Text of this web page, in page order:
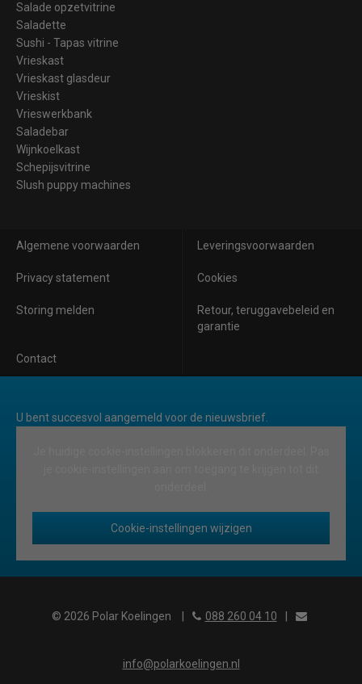
Salade opzetvitrine
Saladette
Sushi - Tapas vitrine
Vrieskast
Vrieskast glasdeur
Vrieskist
Vrieswerkbank
Saladebar
Wijnkoelkast
Schepijsvitrine
Slush puppy machines
Algemene voorwaarden Leveringsvoorwaarden
Privacy statement Cookies
Storing melden
Retour, teruggavebeleid en
garantie
Contact
U bent succesvol aangemeld voor de nieuwsbrief.
Cookie-instellingen wijzigen
© 2026 Polar Koelingen 088 260 04 10
info@polarkoelingen.nl